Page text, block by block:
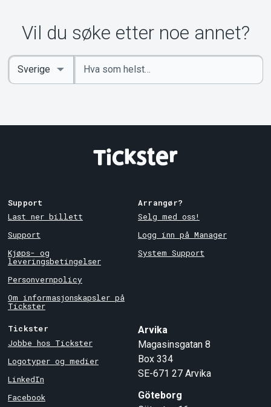
Vil du søke etter noe annet?
Angi
nøkkelord
Select
Country
Support
Last ner billett
Support
Kjøps- og
leveringsbetingelser
Personvernpolicy
Om informasjonskapsler på
Tickster
Arrangør?
Selg med oss!
Logg inn på Manager
System Support
Tickster
Jobbe hos Tickster
Logotyper og medier
LinkedIn
Facebook
Arvika
Magasinsgatan 8
Box 334
SE-671 27 Arvika
Göteborg